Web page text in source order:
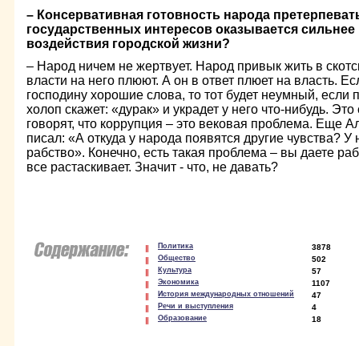
– Консервативная готовность народа
государственных интересов оказывается
воздействия городской жизни?
– Народ ничем не жертвует. Народ привык жить в
власти на него плюют. А он в ответ плюет на власть.
господину хорошие слова, то тот будет неумный, если
холоп скажет: «дурак» и украдет у него что-нибудь.
говорят, что коррупция – это вековая проблема. Еще
писал: «А откуда у народа появятся другие чувства? У
рабство». Конечно, есть такая проблема – вы даете
все растаскивает. Значит - что, не давать?
Политика 3878
Общество 502
Культура 57
Экономика 1107
История международных отношений 47
Речи и выступления 4
Образование 18